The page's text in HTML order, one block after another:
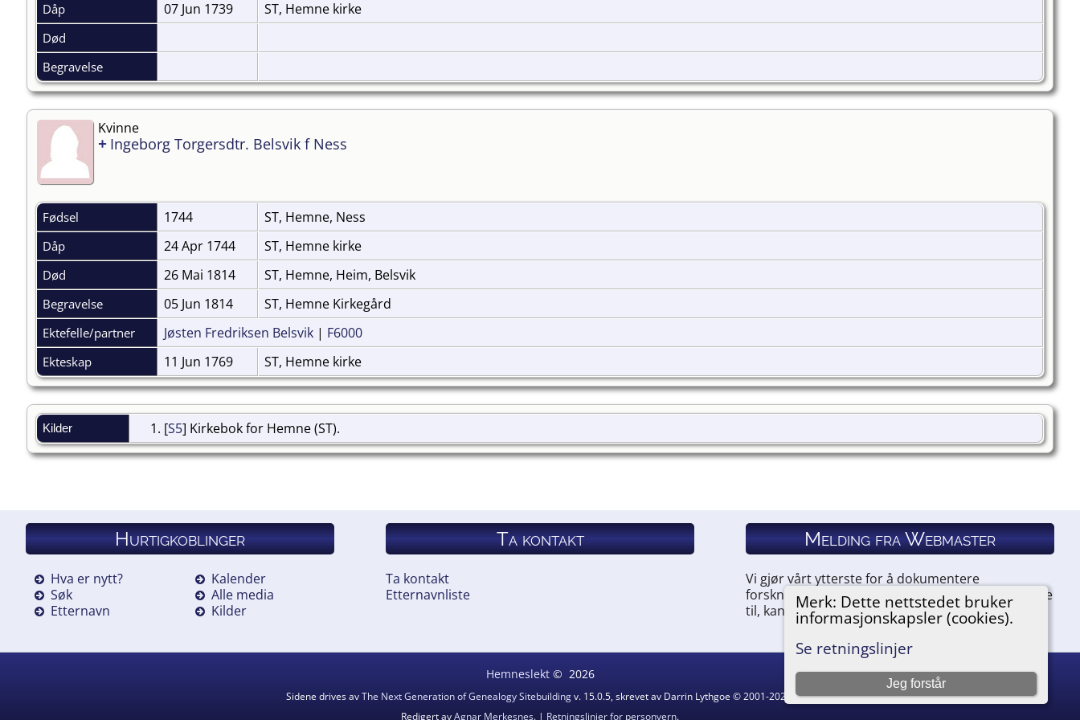
Merk: Dette nettstedet bruker
informasjonskapsler (cookies).
Se retningslinjer
Jeg forstår
Dåp 07 Jun 1739 ST, Hemne kirke
Død
Begravelse
Kvinne
+ Ingeborg Torgersdtr. Belsvik f Ness
Fødsel 1744 ST, Hemne, Ness
Dåp 24 Apr 1744 ST, Hemne kirke
Død 26 Mai 1814 ST, Hemne, Heim, Belsvik
Begravelse 05 Jun 1814 ST, Hemne Kirkegård
Ektefelle/partner Jøsten Fredriksen Belsvik | F6000
Ekteskap 11 Jun 1769 ST, Hemne kirke
Kilder [S5] Kirkebok for Hemne (ST).
Hurtigkoblinger
Hva er nytt?
Søk
Etternavn
Kalender
Alle media
Kilder
Ta kontakt
Ta kontakt
Etternavnliste
Melding fra Webmaster
Vi gjør vårt ytterste for å dokumentere
forskningen vår. Hvis du har noe du ønsker å legge
til, kan du kontakte oss.
Hemneslekt© 2026
Sidene drives avThe Next Generation of Genealogy Sitebuildingv. 15.0.5, skrevet av Darrin Lythgoe © 2001-2026.
Redigert avAgnar Merkesnes. | Retningslinjer for personvern.